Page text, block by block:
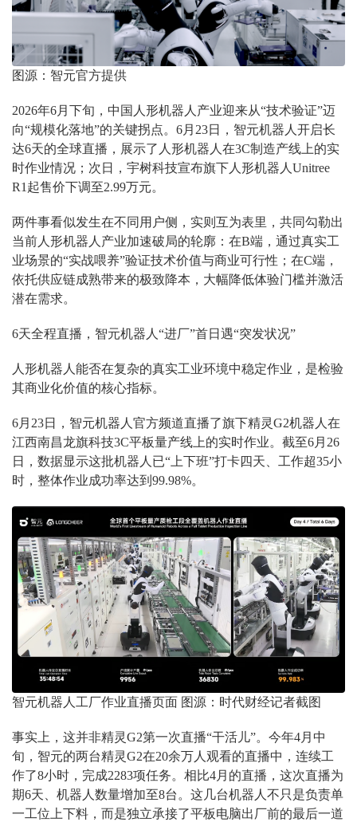
图源：智元官方提供
2026年6月下旬，中国人形机器人产业迎来从“技术验证”迈
向“规模化落地”的关键拐点。6月23日，智元机器人开启长
达6天的全球直播，展示了人形机器人在3C制造产线上的实
时作业情况；次日，宇树科技宣布旗下人形机器人Unitree
R1起售价下调至2.99万元。
两件事看似发生在不同用户侧，实则互为表里，共同勾勒出
当前人形机器人产业加速破局的轮廓：在B端，通过真实工
业场景的“实战喂养”验证技术价值与商业可行性；在C端，
依托供应链成熟带来的极致降本，大幅降低体验门槛并激活
潜在需求。
6天全程直播，智元机器人“进厂”首日遇“突发状况”
人形机器人能否在复杂的真实工业环境中稳定作业，是检验
其商业化价值的核心指标。
6月23日，智元机器人官方频道直播了旗下精灵G2机器人在
江西南昌龙旗科技3C平板量产线上的实时作业。截至6月26
日，数据显示这批机器人已“上下班”打卡四天、工作超35小
时，整体作业成功率达到99.98%。
智元机器人工厂作业直播页面 图源：时代财经记者截图
事实上，这并非精灵G2第一次直播“干活儿”。今年4月中
旬，智元的两台精灵G2在20余万人观看的直播中，连续工
作了8小时，完成2283项任务。相比4月的直播，这次直播为
期6天、机器人数量增加至8台。这几台机器人不只是负责单
一工位上下料，而是独立承接了平板电脑出厂前的最后一道